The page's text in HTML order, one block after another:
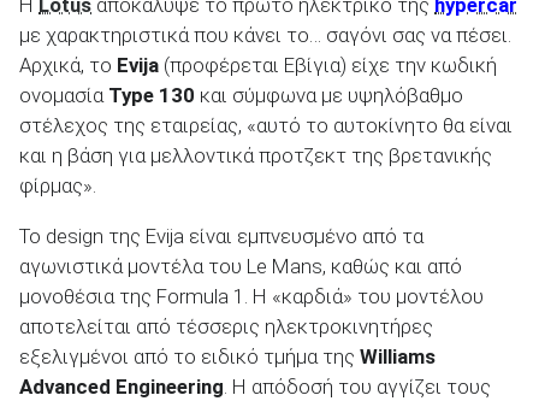
ΑΝΑΖΗΤΗΣΗ
Επιχειρήσεις
ΑΝΑΖΗΤΗΣΗ
Η Lotus αποκάλυψε το πρώτο ηλεκτρικό της hypercar
με χαρακτηριστικά που κάνει το… σαγόνι σας να πέσει.
Αρχικά, το Evija (προφέρεται Εβίγια) είχε την κωδική
ονομασία Type 130 και σύμφωνα με υψηλόβαθμο
στέλεχος της εταιρείας, «αυτό το αυτοκίνητο θα είναι
και η βάση για μελλοντικά προτζεκτ της βρετανικής
φίρμας».
Το design της Evija είναι εμπνευσμένο από τα
αγωνιστικά μοντέλα του Le Mans, καθώς και από
μονοθέσια της Formula 1. Η «καρδιά» του μοντέλου
αποτελείται από τέσσερις ηλεκτροκινητήρες
εξελιγμένοι από το ειδικό τμήμα της Williams
Advanced Engineering. Η απόδοσή του αγγίζει τους